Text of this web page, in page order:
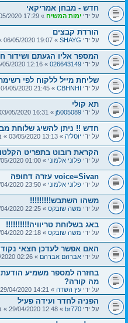
חדש - מבחן אמריקאי
על ידי ימות המשיח » 17:29 07/05/2020 » ב
הורדת קבצים
על ידי SHAYG » 19:07 06/05/2020 » ב
המספר אליו הגעתם ושידור
על ידי 026643149 » 12:16 05/05/2020 » ב
שליחת מייל ללקוח לפי
על ידי CBHNHI » 21:45 04/05/2020 » ב
תא קולי
על ידי j5005089 » 16:31 03/05/2020 » ב
חדש !! ניתן להשיג שלוחת
על ידי יוסל'ה » 13:13 03/05/2020 » ב
הקראת רובוט בתפריט
על ידי פלוני אלמוני » 01:00 03/05/2020 » ב
voice=Sivan עזרה דחופה
על ידי פלוני אלמוני » 23:50 30/04/2020 » ב
משהו השתבש!!!!!!!!!
על ידי משה שובקס » 22:25 30/04/2020 » ב
באג בשלוחת טריוויה!!!!!!!!!!
על ידי משה שובקס » 22:18 30/04/2020 » ב
האם אפשר לעדכן חצאי
על ידי אברהם אברהם » 02:26 30/04/2020 » ב
בחזרה למספר משמיע הודעת
מה קורה?
על ידי עץ השדה » 14:21 29/04/2020 » ב
הפניה לחדר ועידה פעיל
על ידי br770 » 12:48 29/04/2020 » ב